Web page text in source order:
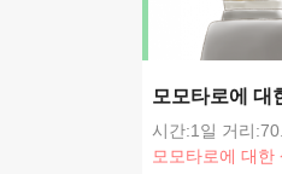
모모타로에 대
시간:1일 거리
모모타로에 대한